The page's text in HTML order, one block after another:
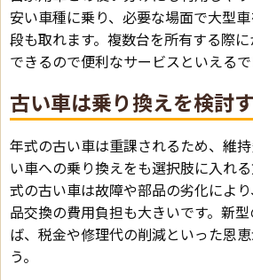
安い車種に乗り、必要な場面で大型
段も取れます。複数台を所有する際
できるので便利なサービスといえるで
古い車は乗り換えを検討
年式の古い車は重課されるため、維
い車への乗り換えをも選択肢に入れ
式の古い車は故障や部品の劣化によ
品交換の費用負担も大きいです。新
ば、税金や修理代の削減といった恩
う。